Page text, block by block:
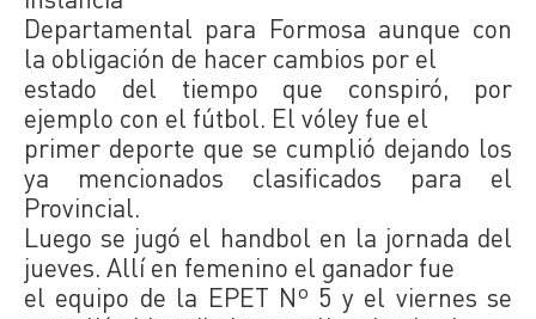
Departamental para Formosa aunque con
la obligación de hacer cambios por el
estado del tiempo que conspiró, por
ejemplo con el fútbol. El vóley fue el
primer deporte que se cumplió dejando los
ya mencionados clasificados para el
Provincial.
Luego se jugó el handbol en la jornada del
jueves. Allí en femenino el ganador fue
el equipo de la EPET Nº 5 y el viernes se